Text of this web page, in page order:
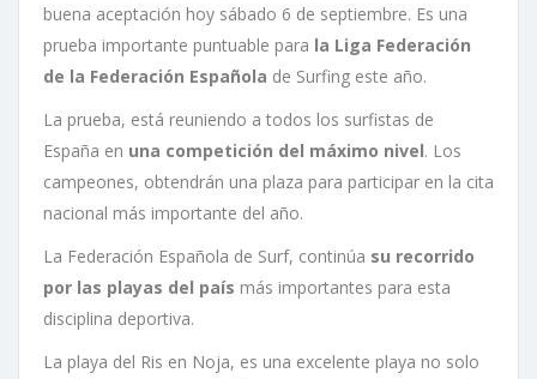
buena aceptación hoy sábado 6 de septiembre. Es una
prueba importante puntuable para la Liga Federación
de la Federación Española de Surfing este año.
La prueba, está reuniendo a todos los surfistas de
España en una competición del máximo nivel. Los
campeones, obtendrán una plaza para participar en la cita
nacional más importante del año.
La Federación Española de Surf, continúa su recorrido
por las playas del país más importantes para esta
disciplina deportiva.
La playa del Ris en Noja, es una excelente playa no solo